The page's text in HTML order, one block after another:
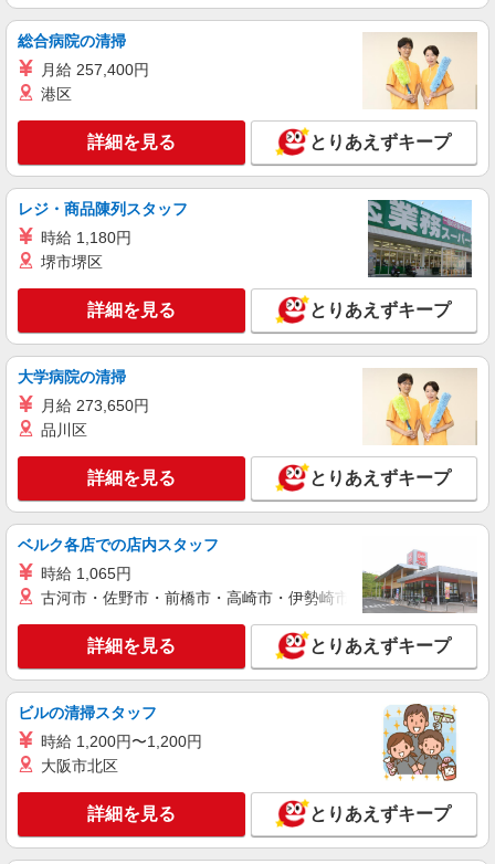
≫≪週3日OK≫
時給1500円〜2125円 ＜日払い有/週払い有/交
キープ 詳細を見る
株式会社kotrio /●UT-H-2005952
鹿沼市｜障がい者施設で軽作業の見守りなど＊
時給1500円〜2125円 ＜日払い有/週払い有/交
通費全支給(ガソリン代含む)＞
鹿沼市 最寄り駅：新鹿沼
キープ 詳細を見る
派遣社員
鹿沼市の就労支援施設＊福祉の経験/スキルが
身につく仕事♪
時給1400円〜 ＜日払い有/週払い有/交通費全
支給(ガソリン代含む)＞
キープ 詳細を見る
派遣社員
株式会社kotrio /●UT-H-2001646
鹿沼市の就労支援施設★人気のサポートスタッ
フ募集♪
時給1400円〜 ＜日払い有/週払い有/交通費全
鹿沼市
総合病院の清掃
月給 257,400円
港区
詳細を見る とりあえずキープ
レジ・商品陳列スタッフ
時給 1,180円
堺市堺区
詳細を見る とりあえずキープ
大学病院の清掃
月給 273,650円
品川区
詳細を見る とりあえずキープ
ベルク各店での店内スタッフ
時給 1,065円
古河市・佐野市・前橋市・高崎市・伊勢崎市・太田市・館林市
詳細を見る とりあえずキープ
ビルの清掃スタッフ
時給 1,200円〜1,200円
大阪市北区
詳細を見る とりあえずキープ